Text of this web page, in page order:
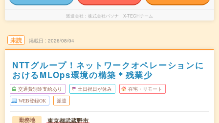
派遣会社 株式会社パソナ X-TECHチーム
未読 掲載日 2026/08/04
NTTグループ！ネットワークオペレーションに
おけるMLOps環境の構築＊残業少
交通費別途支給あり 土日祝日が休み 在宅・リモート
WEB登録OK 派遣
勤務地 東京都武蔵野市